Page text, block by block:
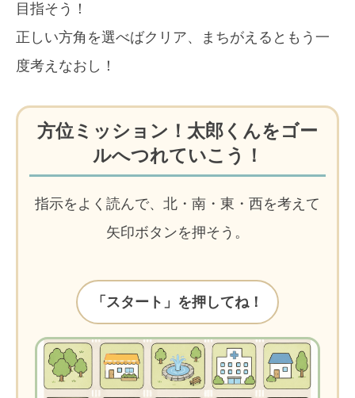
目指そう！
正しい方角を選べばクリア、まちがえるともう一
度考えなおし！
方位ミッション！太郎くんをゴー
ルへつれていこう！
指示をよく読んで、北・南・東・西を考えて
矢印ボタンを押そう。
「スタート」を押してね！